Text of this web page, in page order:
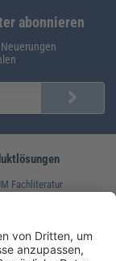
abonnieren
Fachliteratur